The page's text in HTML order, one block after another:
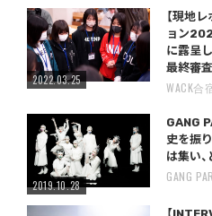
2022.03.25
【現地
ョン
に露呈
最終審
WACK
2019.10.28
GANG
史を振
は集い
GANG